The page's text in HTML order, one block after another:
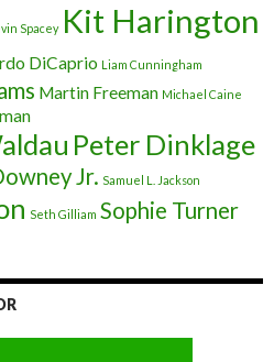
Spacey Kit Harington
DiCaprio Liam Cunningham
Martin Freeman Michael Caine
Peter Dinklage
Jr. Samuel L. Jackson
Seth Gilliam Sophie Turner